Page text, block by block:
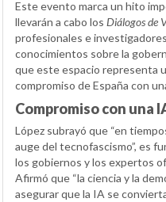
Este evento marca un hito
llevarán a cabo los Diálogos de
profesionales e
conocimientos sobre la
que este espacio representa
compromiso de España con
Compromiso con una
López subrayó que “en
auge del tecnofascismo”, es
los gobiernos y los expertos
Afirmó que “la ciencia y la
asegurar que la IA se